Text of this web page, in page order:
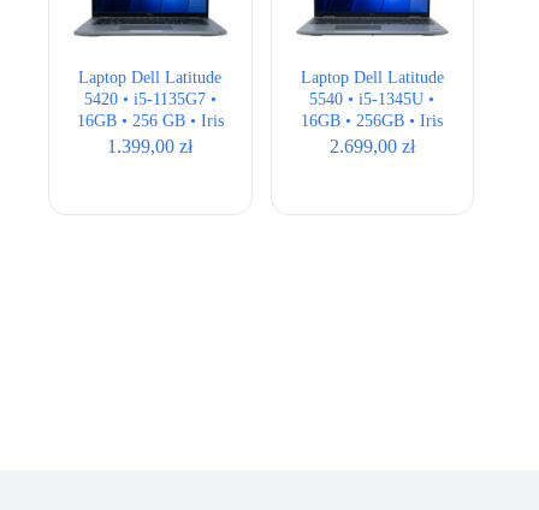
Laptop Dell Latitude
5420 • i5-1135G7 •
16GB • 256 GB • Iris
Xe • 14″ Full HD
1.399,00zł
Laptop Dell Latitude
5540 • i5-1345U •
16GB • 256GB • Iris
Xe • 15,6″ Full HD •
2.699,00 zł